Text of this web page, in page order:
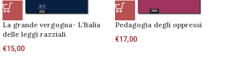
La grande vergogna- L’Italia
delle leggi razziali
€15,00
Pedagogia degli oppressi
€17,00